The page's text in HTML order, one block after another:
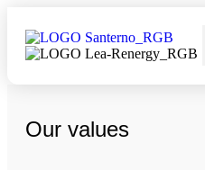
Our values